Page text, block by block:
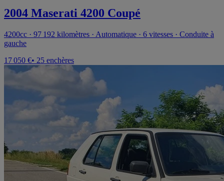
2004 Maserati 4200 Coupé
4200cc · 97 192 kilomètres · Automatique · 6 vitesses · Conduite à
gauche
17 050 €• 25 enchères